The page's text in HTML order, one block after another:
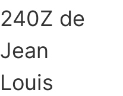
240Z de
Jean
Louis